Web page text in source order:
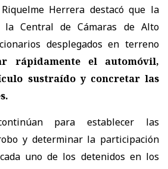
Herrera destacó que la
la Central de Cámaras de Alto
desplegados en terreno
rápidamente el automóvil,
sustraído y concretar las
para establecer las
y determinar la participación
uno de los detenidos en los